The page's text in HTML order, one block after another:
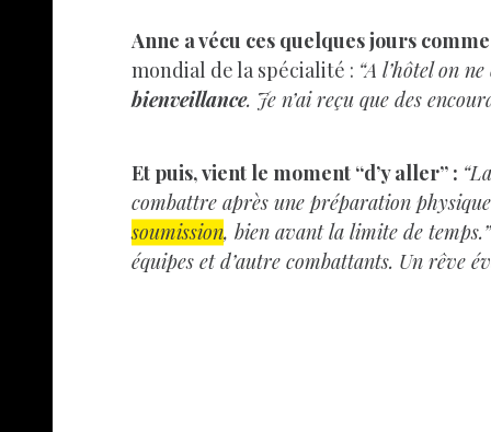
Anne a vécu ces quelques jours
mondial de la spécialité : “A l’hôtel on
bienveillance. Je n’ai reçu que des
Et puis, vient le moment “d’y aller” :
combattre après une préparation
soumission, bien avant la limite de temps.”
équipes et d’autre combattants. Un rêve